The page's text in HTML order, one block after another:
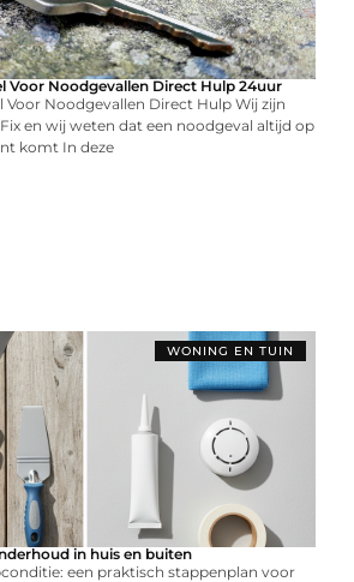
Voor Noodgevallen Direct Hulp 24uur
Voor Noodgevallen Direct Hulp Wij zijn
en wij weten dat een noodgeval altijd op
komt In deze
WONING EN TUIN
in huis en buiten
een praktisch stappenplan voor